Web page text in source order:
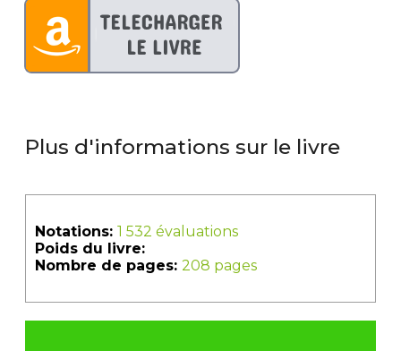
Plus d'informations sur le livre
Notations: 1 532 évaluations
Poids du livre:
Nombre de pages: 208 pages